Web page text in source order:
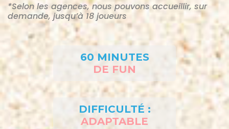
*Selon les agences, nous pouvons accueillir, sur
demande, jusqu’à 18 joueurs
60 MINUTES
DE FUN
DIFFICULTÉ :
ADAPTABLE